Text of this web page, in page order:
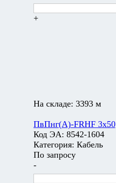
+
На складе: 3393 м
ПвПнг(А)-FRHF 3х50
Код ЭА: 8542-1604
Категория: Кабель
По запросу
-